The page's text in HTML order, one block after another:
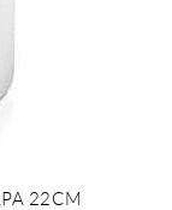
22CM